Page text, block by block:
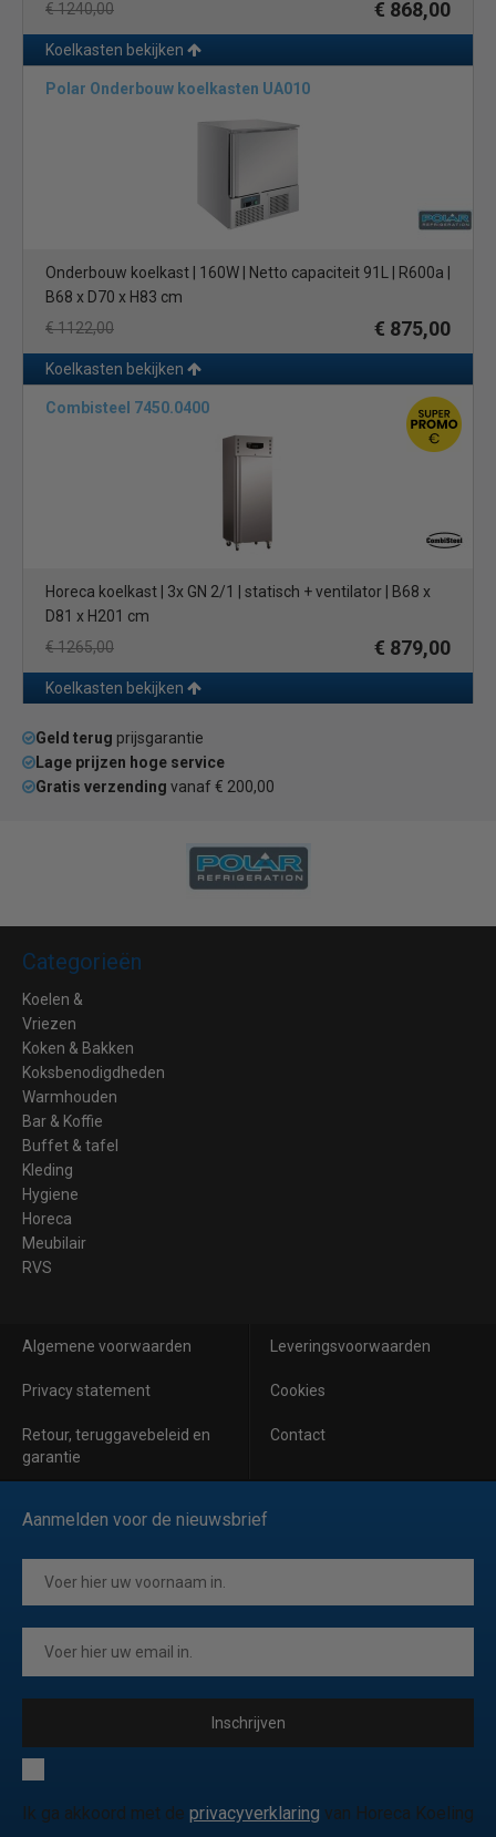
€ 1240,00
€ 868,00
Koelkasten bekijken
Polar Onderbouw koelkasten UA010
Onderbouw koelkast | 160W | Netto capaciteit 91L | R600a |
B68 x D70 x H83 cm
€ 1122,00
€ 875,00
Koelkasten bekijken
Combisteel 7450.0400
Horeca koelkast | 3x GN 2/1 | statisch + ventilator | B68 x
D81 x H201 cm
€ 1265,00
€ 879,00
Koelkasten bekijken
Geld terug prijsgarantie
Lage prijzen hoge service
Gratis verzending vanaf € 200,00
Categorieën
Koelen &
Vriezen
Koken & Bakken
Koksbenodigdheden
Warmhouden
Bar & Koffie
Buffet & tafel
Kleding
Hygiene
Horeca
Meubilair
RVS
Algemene voorwaarden Leveringsvoorwaarden
Privacy statement Cookies
Retour, teruggavebeleid en
garantie
Contact
Aanmelden voor de nieuwsbrief
Inschrijven
Ik ga akkoord met de privacyverklaring van Horeca Koeling